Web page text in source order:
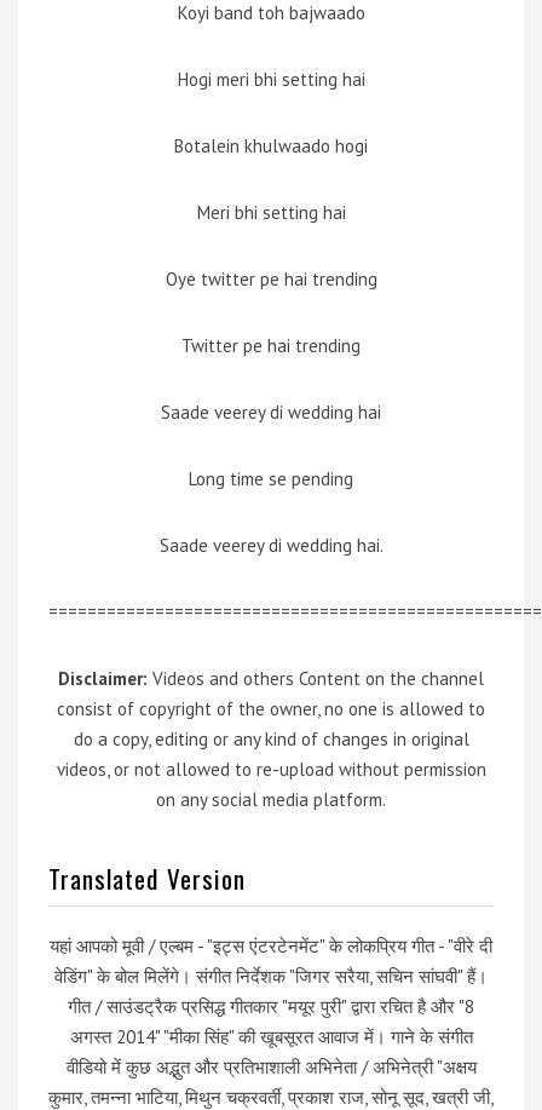
Koyi band toh bajwaado
Hogi meri bhi setting hai
Botalein khulwaado hogi
Meri bhi setting hai
Oye twitter pe hai trending
Twitter pe hai trending
Saade veerey di wedding hai
Long time se pending
Saade veerey di wedding hai.
Disclaimer: Videos and others Content on the channel
consist of copyright of the owner, no one is allowed to
do a copy, editing or any kind of changes in original
videos, or not allowed to re-upload without permission
on any social media platform.
Translated Version
यहां आपको मूवी / एल्बम - "इट्स एंटरटेनमेंट" के लोकप्रिय गीत - "वीरे दी
वेडिंग" के बोल मिलेंगे। संगीत निर्देशक "जिगर सरैया, सचिन सांघवी" हैं।
गीत / साउंडट्रैक प्रसिद्ध गीतकार "मयूर पुरी" द्वारा रचित है और "8
अगस्त 2014" "मीका सिंह" की खूबसूरत आवाज में। गाने के संगीत
वीडियो में कुछ अद्भुत और प्रतिभाशाली अभिनेता / अभिनेत्री "अक्षय
कुमार, तमन्ना भाटिया, मिथुन चक्रवर्ती, प्रकाश राज, सोनू सूद, खत्री जी,